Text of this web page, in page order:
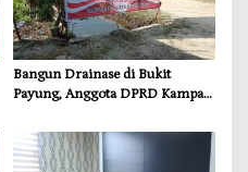
Bangun Drainase di Bukit
Payung, Anggota DPRD Kampar
Infrastruktur yang Menyentuh
Kebutuhan Dasar